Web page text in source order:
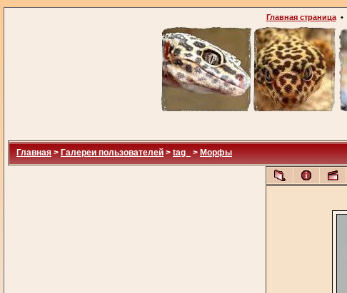
Главная страница•
Главная > Галереи пользователей > tag_ > Морфы